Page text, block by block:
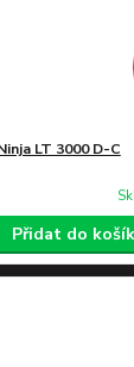
LT 3000 D-C
Přidat do